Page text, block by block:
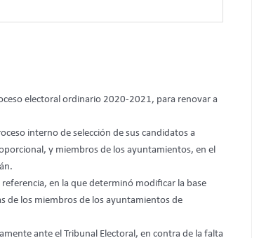
electoral ordinario 2020-2021, para renovar a
interno de selección de sus candidatos a
y miembros de los ayuntamientos, en el
en la que determinó modificar la base
de los miembros de los ayuntamientos de
ante el Tribunal Electoral, en contra de la falta